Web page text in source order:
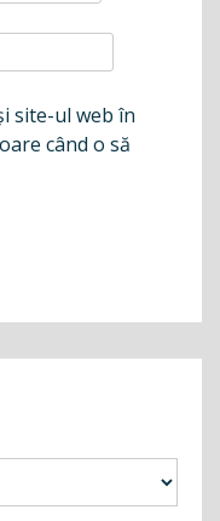
site-ul web în
când o să